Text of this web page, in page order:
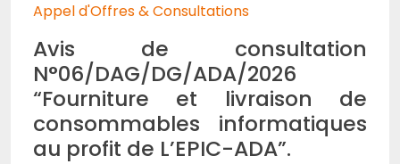
Appel d'Offres & Consultations
Avis de consultation
N°06/DAG/DG/ADA/2026
“Fourniture et livraison de
consommables informatiques
au profit de L’EPIC-ADA”.